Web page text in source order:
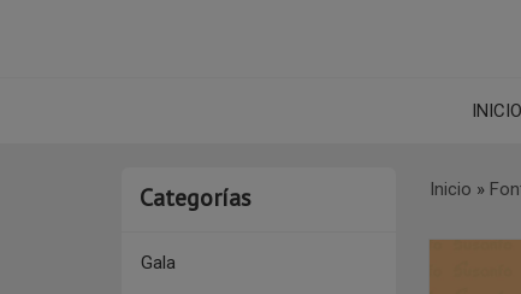
INICIO
Categorías
Gala
Inicio »